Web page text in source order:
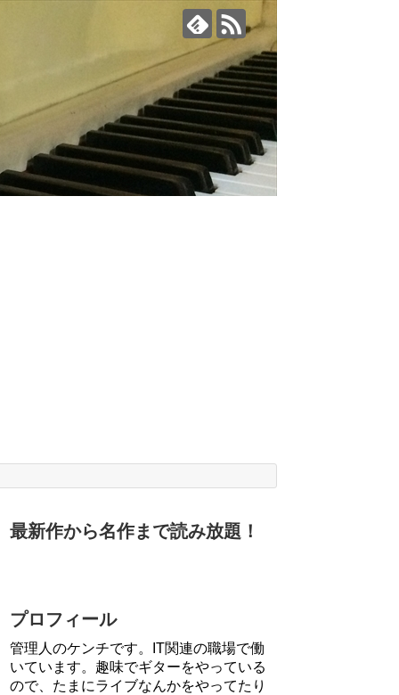
最新作から名作まで読み放題！
プロフィール
管理人のケンチです。IT関連の職場で働
いています。趣味でギターをやっている
ので、たまにライブなんかをやってたり